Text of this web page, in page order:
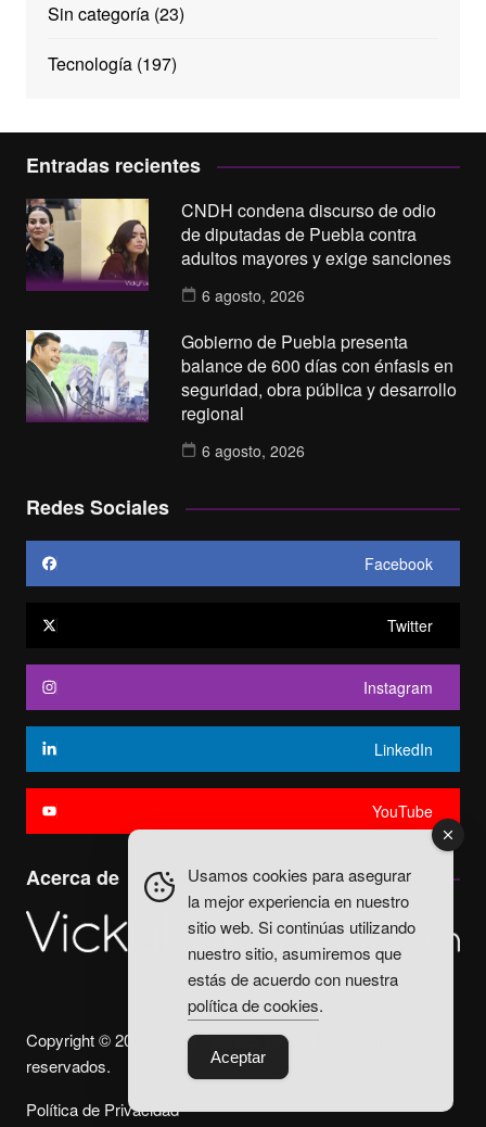
Sin categoría(23)
Tecnología(197)
Entradas recientes
CNDH condena discurso de odio
de diputadas de Puebla contra
adultos mayores y exige sanciones
6 agosto, 2026
Gobierno de Puebla presenta
balance de 600 días con énfasis en
seguridad, obra pública y desarrollo
regional
6 agosto, 2026
Redes Sociales
Facebook
Twitter
Instagram
LinkedIn
YouTube
Acerca de
Copyright © 2025. Vicky Fuentes Todos los derechos
reservados.
Política de Privacidad
Usamos cookies para asegurar
la mejor experiencia en nuestro
sitio web. Si continúas utilizando
nuestro sitio, asumiremos que
estás de acuerdo con nuestra
política de cookies.
Aceptar